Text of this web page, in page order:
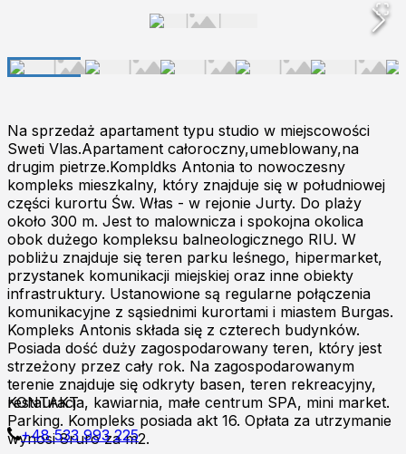
Na sprzedaż apartament typu studio w miejscowości
Sweti Vlas.Apartament całoroczny,umeblowany,na
drugim pietrze.Kompldks Antonia to nowoczesny
kompleks mieszkalny, który znajduje się w południowej
części kurortu Św. Włas - w rejonie Jurty. Do plaży
około 300 m. Jest to malownicza i spokojna okolica
obok dużego kompleksu balneologicznego RIU. W
pobliżu znajduje się teren parku leśnego, hipermarket,
przystanek komunikacji miejskiej oraz inne obiekty
infrastruktury. Ustanowione są regularne połączenia
komunikacyjne z sąsiednimi kurortami i miastem Burgas.
Kompleks Antonis składa się z czterech budynków.
Posiada dość duży zagospodarowany teren, który jest
strzeżony przez cały rok. Na zagospodarowanym
terenie znajduje się odkryty basen, teren rekreacyjny,
restauracja, kawiarnia, małe centrum SPA, mini market.
Parking. Kompleks posiada akt 16. Opłata za utrzymanie
wynosi 8ruro za m2.
KONTAKT
+48 533 993 225